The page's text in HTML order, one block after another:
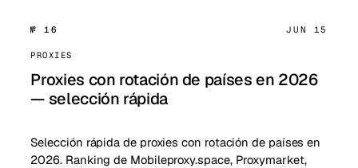
№ 16 JUN 15
PROXIES
Proxies con rotación de países en 2026
— selección rápida
Selección rápida de proxies con rotación de países en
2026. Ranking de Mobileproxy.space, Proxymarket,